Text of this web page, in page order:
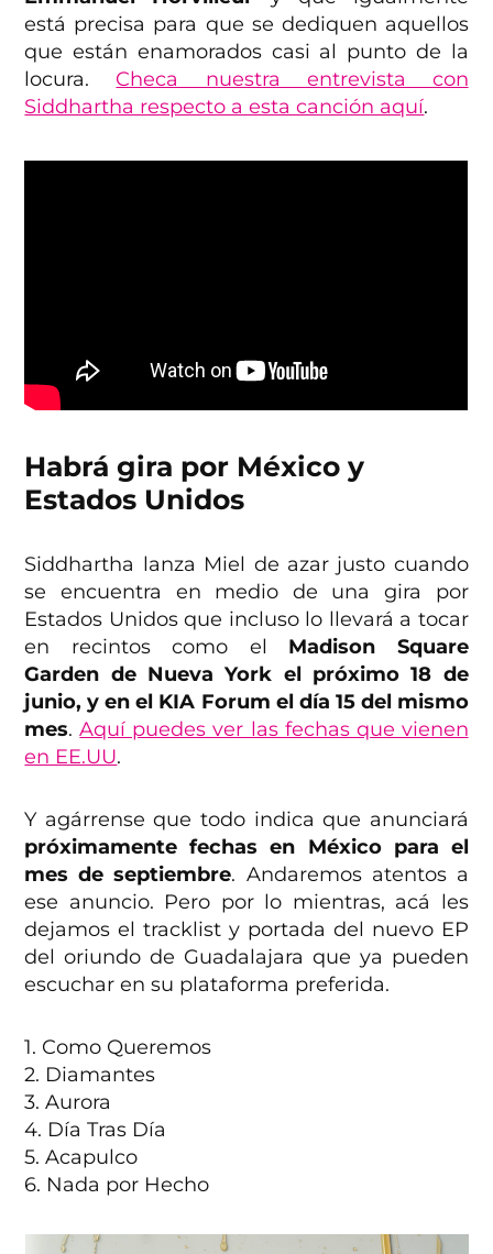
está precisa para que se dediquen aquellos
que están enamorados casi al punto de la
locura. Checa nuestra entrevista con
Siddhartha respecto a esta canción aquí.
Habrá gira por México y
Estados Unidos
Siddhartha lanza Miel de azar justo cuando
se encuentra en medio de una gira por
Estados Unidos que incluso lo llevará a tocar
en recintos como el Madison Square
Garden de Nueva York el próximo 18 de
junio, y en el KIA Forum el día 15 del mismo
mes.Aquí puedes ver las fechas que vienen
en EE.UU.
Y agárrense que todo indica que anunciará
próximamente fechas en México para el
mes de septiembre. Andaremos atentos a
ese anuncio. Pero por lo mientras, acá les
dejamos el tracklist y portada del nuevo EP
del oriundo de Guadalajara que ya pueden
escuchar en su plataforma preferida.
1. Como Queremos
2. Diamantes
3. Aurora
4. Día Tras Día
5. Acapulco
6. Nada por Hecho